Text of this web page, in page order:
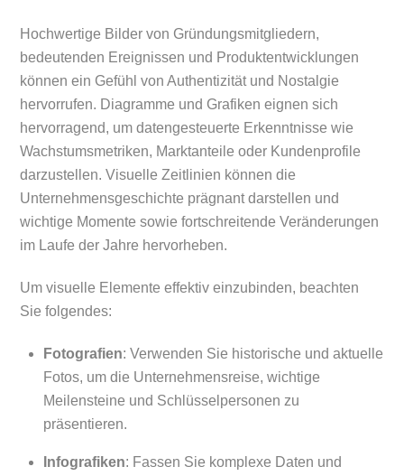
Hochwertige Bilder von Gründungsmitgliedern,
bedeutenden Ereignissen und Produktentwicklungen
können ein Gefühl von Authentizität und Nostalgie
hervorrufen. Diagramme und Grafiken eignen sich
hervorragend, um datengesteuerte Erkenntnisse wie
Wachstumsmetriken, Marktanteile oder Kundenprofile
darzustellen. Visuelle Zeitlinien können die
Unternehmensgeschichte prägnant darstellen und
wichtige Momente sowie fortschreitende Veränderungen
im Laufe der Jahre hervorheben.
Um visuelle Elemente effektiv einzubinden, beachten
Sie folgendes:
Fotografien: Verwenden Sie historische und aktuelle
Fotos, um die Unternehmensreise, wichtige
Meilensteine und Schlüsselpersonen zu
präsentieren.
Infografiken: Fassen Sie komplexe Daten und